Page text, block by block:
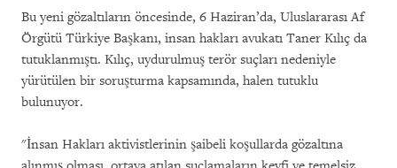
Bu yeni gözaltıların öncesinde, 6 Haziran’da, Uluslararası Af
Örgütü Türkiye Başkanı, insan hakları avukatı Taner Kılıç da
tutuklanmıştı. Kılıç, uydurulmuş terör suçları nedeniyle
yürütülen bir soruşturma kapsamında, halen tutuklu
bulunuyor.
"İnsan Hakları aktivistlerinin şaibeli koşullarda gözaltına